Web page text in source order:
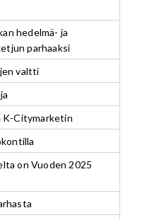
hedelmä- ja
parhaaksi
valtti
K-Citymarketin
on Vuoden 2025